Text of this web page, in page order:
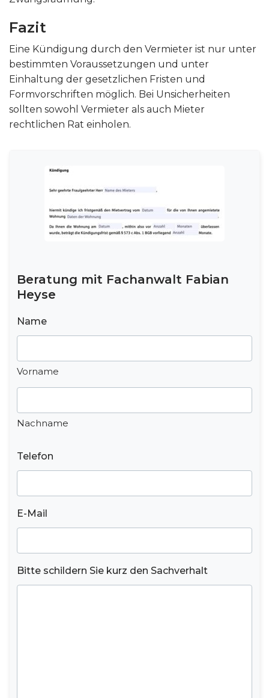
Fazit
Eine Kündigung durch den Vermieter ist nur unter
bestimmten Voraussetzungen und unter
Einhaltung der gesetzlichen Fristen und
Formvorschriften möglich. Bei Unsicherheiten
sollten sowohl Vermieter als auch Mieter
rechtlichen Rat einholen.
Beratung mit Fachanwalt Fabian
Heyse
Name
Vorname
Nachname
Telefon
E-Mail
Bitte schildern Sie kurz den Sachverhalt